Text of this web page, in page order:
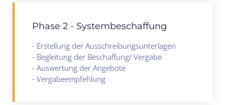
Phase 2 - Systembeschaffung
- Erstellung der Ausschreibungsunterlagen
- Begleitung der Beschaffung/ Vergabe
- Auswertung der Angebote
- Vergabeempfehlung